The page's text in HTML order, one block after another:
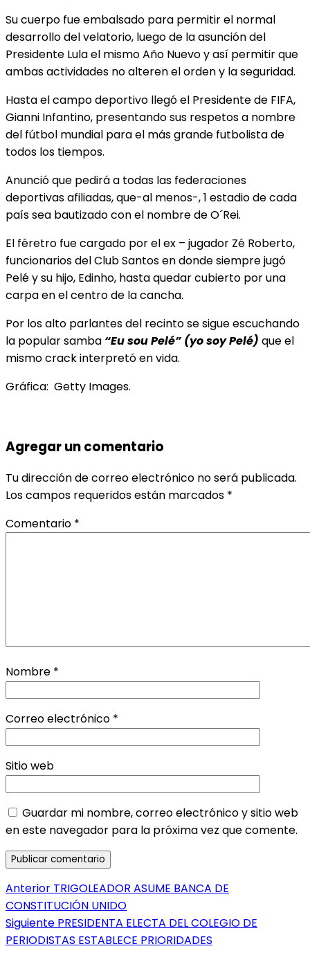
Su cuerpo fue embalsado para permitir el normal
desarrollo del velatorio, luego de la asunción del
Presidente Lula el mismo Año Nuevo y así permitir que
ambas actividades no alteren el orden y la seguridad.
Hasta el campo deportivo llegó el Presidente de FIFA,
Gianni Infantino, presentando sus respetos a nombre
del fútbol mundial para el más grande futbolista de
todos los tiempos.
Anunció que pedirá a todas las federaciones
deportivas afiliadas, que-al menos-, 1 estadio de cada
país sea bautizado con el nombre de O´Rei.
El féretro fue cargado por el ex – jugador Zé Roberto,
funcionarios del Club Santos en donde siempre jugó
Pelé y su hijo, Edinho, hasta quedar cubierto por una
carpa en el centro de la cancha.
Por los alto parlantes del recinto se sigue escuchando
la popular samba “Eu sou Pelé” (yo soyPelé) que el
mismo crack interpretó en vida.
Gráfica: Getty Images.
Agregar un comentario
Tu dirección de correo electrónico no será publicada.
Los campos requeridos están marcados *
Comentario *
Nombre *
Correo electrónico *
Sitio web
Guardar mi nombre, correo electrónico y sitio web
en este navegador para la próxima vez que comente.
Navegación
de
entradas
Anterior Entrada
anterior:
TRIGOLEADOR ASUME BANCA DE
CONSTITUCIÓN UNIDO
Siguiente Entrada
siguiente:
PRESIDENTA ELECTA DEL COLEGIO DE
PERIODISTAS ESTABLECE PRIORIDADES